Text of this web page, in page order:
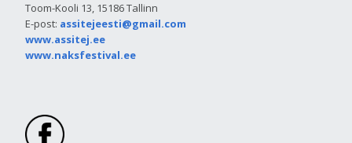
Toom-Kooli 13, 15186 Tallinn
E-post: assitejeesti@gmail.com
www.assitej.ee
www.naksfestival.ee